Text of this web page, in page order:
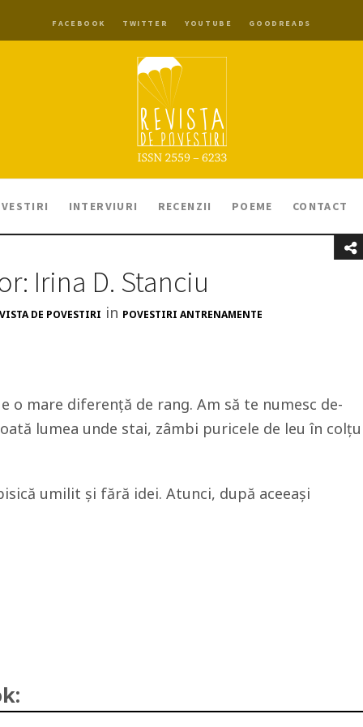
FACEBOOK TWITTER YOUTUBE GOODREADS
INTERVIURI RECENZII POEME CONTACT
Irina D. Stanciu
DE POVESTIRI in POVESTIRI ANTRENAMENTE
o mare diferenţă de rang. Am să te numesc de-
lumea unde stai, zâmbi puricele de leu în
umilit şi fără idei. Atunci, după aceeaşi